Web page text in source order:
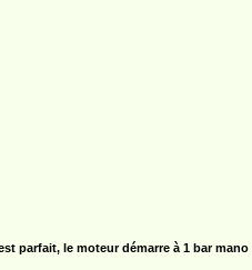
parfait, le moteur démarre à 1 bar